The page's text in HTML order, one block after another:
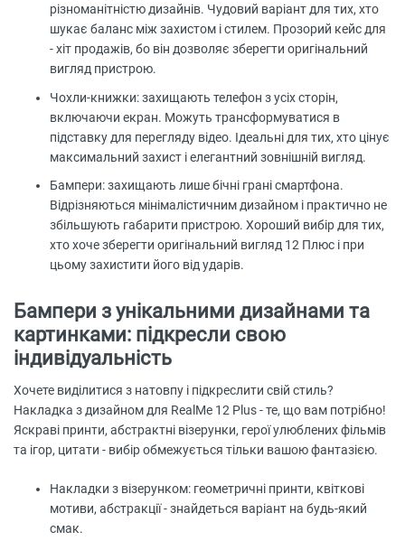
різноманітністю дизайнів. Чудовий варіант для тих, хто
шукає баланс між захистом і стилем. Прозорий кейс для
- хіт продажів, бо він дозволяє зберегти оригінальний
вигляд пристрою.
Чохли-книжки: захищають телефон з усіх сторін,
включаючи екран. Можуть трансформуватися в
підставку для перегляду відео. Ідеальні для тих, хто цінує
максимальний захист і елегантний зовнішній вигляд.
Бампери: захищають лише бічні грані смартфона.
Відрізняються мінімалістичним дизайном і практично не
збільшують габарити пристрою. Хороший вибір для тих,
хто хоче зберегти оригінальний вигляд 12 Плюс і при
цьому захистити його від ударів.
Бампери з унікальними дизайнами та
картинками: підкресли свою
індивідуальність
Хочете виділитися з натовпу і підкреслити свій стиль?
Накладка з дизайном для RealMe 12 Plus - те, що вам потрібно!
Яскраві принти, абстрактні візерунки, герої улюблених фільмів
та ігор, цитати - вибір обмежується тільки вашою фантазією.
Накладки з візерунком: геометричні принти, квіткові
мотиви, абстракції - знайдеться варіант на будь-який
смак.